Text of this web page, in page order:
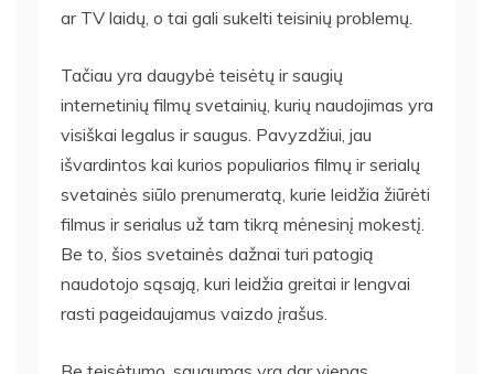
ar TV laidų, o tai gali sukelti teisinių problemų.
Tačiau yra daugybė teisėtų ir saugių
internetinių filmų svetainių, kurių naudojimas yra
visiškai legalus ir saugus. Pavyzdžiui, jau
išvardintos kai kurios populiarios filmų ir serialų
svetainės siūlo prenumeratą, kurie leidžia žiūrėti
filmus ir serialus už tam tikrą mėnesinį mokestį.
Be to, šios svetainės dažnai turi patogią
naudotojo sąsają, kuri leidžia greitai ir lengvai
rasti pageidaujamus vaizdo įrašus.